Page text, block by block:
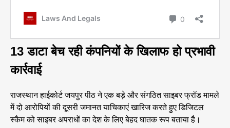
13 डाटा बेच रही कंपनियों के खिलाफ हो प्रभावी
कार्रवाई
राजस्थान हाईकोर्ट जयपुर पीठ ने एक बड़े और संगठित साइबर फ्रॉड मामले
में दो आरोपियों की दूसरी जमानत याचिकाएं खारिज करते हुए डिजिटल
स्कैम को साइबर अपराधों का देश के लिए बेहद घातक रूप बताया है।